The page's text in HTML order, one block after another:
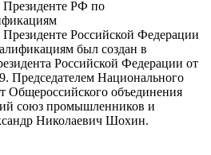
РФ по
Российской Федерации
был создан в
Российской Федерации от
Председателем Национального
Общероссийского объединения
союз промышленников и
Николаевич Шохин.